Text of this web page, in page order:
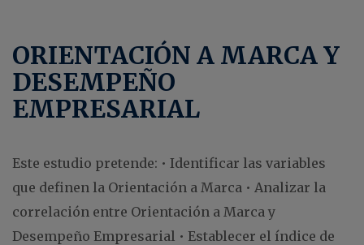
ORIENTACIÓN A MARCA Y
DESEMPEÑO
EMPRESARIAL
Este estudio pretende: • Identificar las variables
que definen la Orientación a Marca • Analizar la
correlación entre Orientación a Marca y
Desempeño Empresarial • Establecer el índice de